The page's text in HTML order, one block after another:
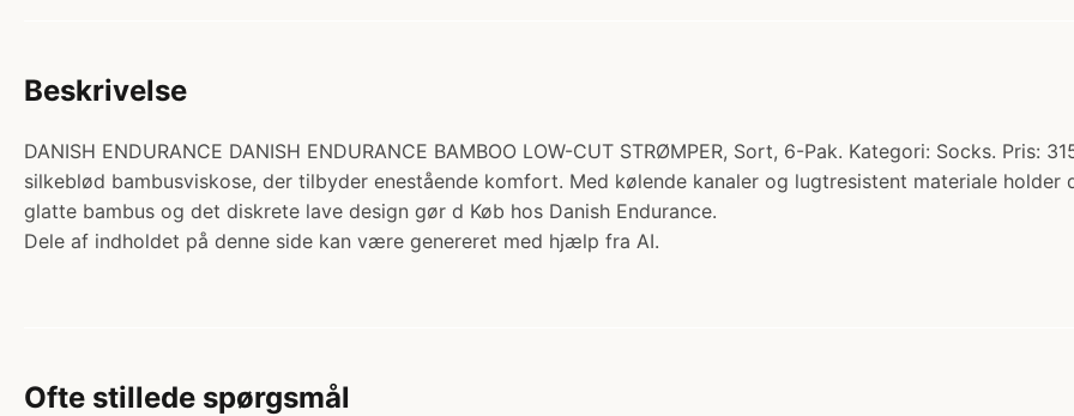
Beskrivelse
DANISH ENDURANCE DANISH ENDURANCE BAMBOO LOW-CUT STRØMPER, Sort, 6-Pak. Kategori: Socks.
silkeblød bambusviskose, der tilbyder enestående komfort. Med kølende kanaler og lugtresistent materiale holder
glatte bambus og det diskrete lave design gør d Køb hos Danish Endurance.
Dele af indholdet på denne side kan være genereret med hjælp fra AI.
Ofte stillede spørgsmål